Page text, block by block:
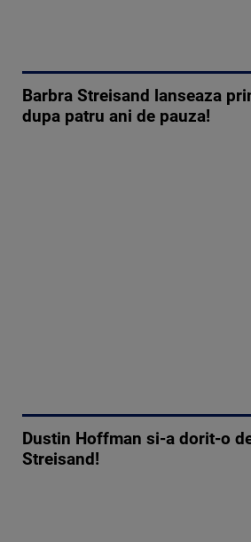
Barbra Streisand lanseaza
dupa patru ani de pauza!
Dustin Hoffman si-a dorit-o
Streisand!